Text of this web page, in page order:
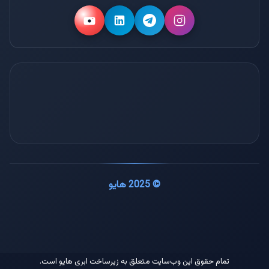
سرور اختصاصی ایران
© 2025 هایو
تمام حقوق این وب‌سایت متعلق به زیرساخت ابری هایو است.